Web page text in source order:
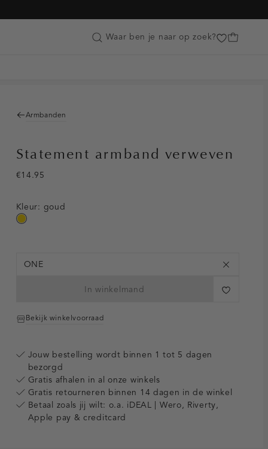
Customer Care
Waar ben je naar op zoek?
Armbanden
Statement armband verweven
€14.95
Kleur: goud
goud
ONE
In winkelmand
Bekijk winkelvoorraad
Jouw bestelling wordt binnen 1 tot 5 dagen
bezorgd
Gratis afhalen in al onze winkels
Gratis retourneren binnen 14 dagen in de winkel
Betaal zoals jij wilt: o.a. iDEAL | Wero, Riverty,
Apple pay & creditcard